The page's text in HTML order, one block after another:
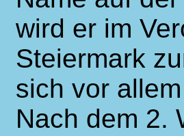
wird er im
Steiermark
sich vor
Nach dem 2.